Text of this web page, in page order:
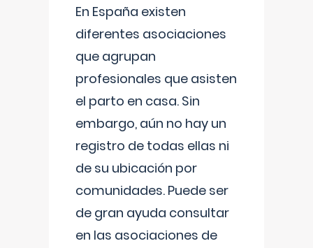
En España existen
diferentes asociaciones
que agrupan
profesionales que asisten
el parto en casa. Sin
embargo, aún no hay un
registro de todas ellas ni
de su ubicación por
comunidades. Puede ser
de gran ayuda consultar
en las asociaciones de